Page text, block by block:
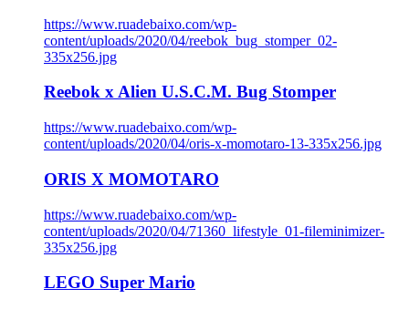
https://www.ruadebaixo.com/wp-
content/uploads/2020/04/reebok_bug_stomper_02-
335x256.jpg
Reebok x Alien U.S.C.M. Bug Stomper
https://www.ruadebaixo.com/wp-
content/uploads/2020/04/oris-x-momotaro-13-335x256.jpg
ORIS X MOMOTARO
https://www.ruadebaixo.com/wp-
content/uploads/2020/04/71360_lifestyle_01-fileminimizer-
335x256.jpg
LEGO Super Mario